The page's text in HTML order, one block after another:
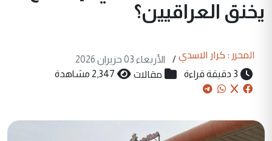
يخنق العراقيين؟
المحرر : كرار الاسدي /
الأربعاء 03 حزيران 2026
3 دقيقة قراءة
مقالات 2,347 مشاهدة